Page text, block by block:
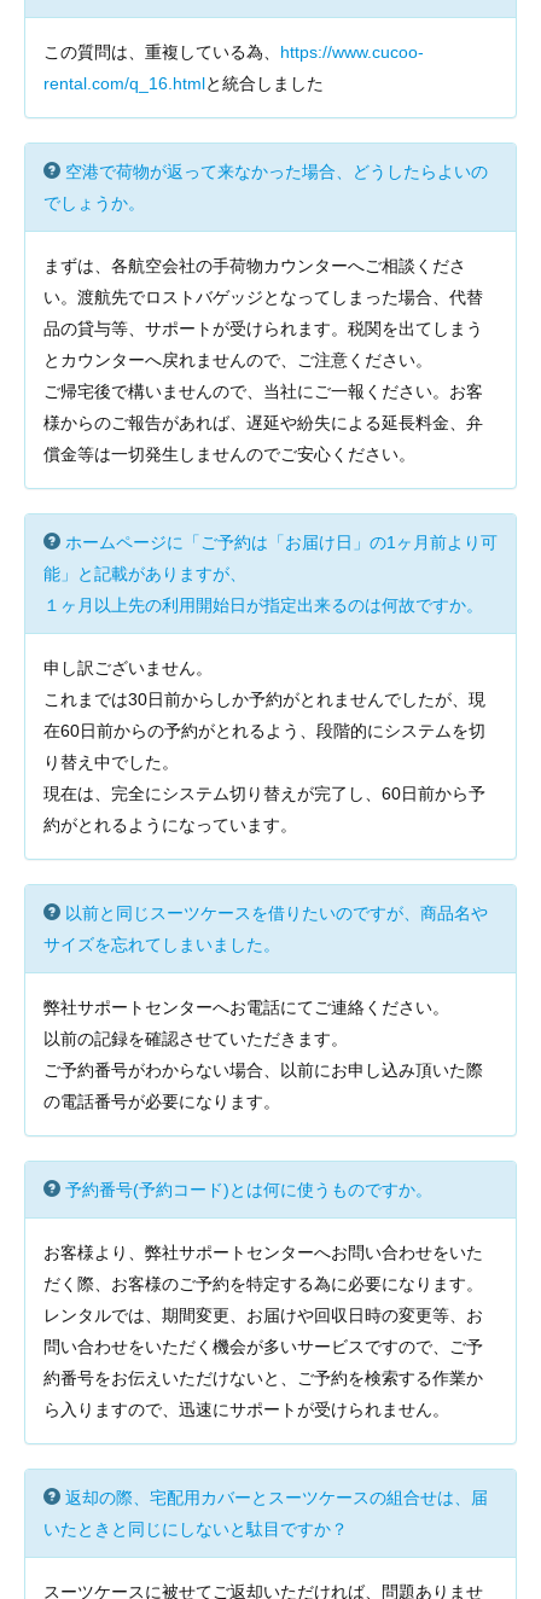
この質問は、重複している為、 https://www.cucoo-
rental.com/q_16.htmlと統合しました
空港で荷物が返って来なかった場合、どうしたらよいの
でしょうか。
まずは、各航空会社の手荷物カウンターへご相談くださ
い。渡航先でロストバゲッジとなってしまった場合、代替
品の貸与等、サポートが受けられます。税関を出てしまう
とカウンターへ戻れませんので、ご注意ください。
ご帰宅後で構いませんので、当社にご一報ください。お客
様からのご報告があれば、遅延や紛失による延長料金、弁
償金等は一切発生しませんのでご安心ください。
ホームページに「ご予約は「お届け日」の1ヶ月前より可
能」と記載がありますが、
１ヶ月以上先の利用開始日が指定出来るのは何故ですか。
申し訳ございません。
これまでは30日前からしか予約がとれませんでしたが、現
在60日前からの予約がとれるよう、段階的にシステムを切
り替え中でした。
現在は、完全にシステム切り替えが完了し、60日前から予
約がとれるようになっています。
以前と同じスーツケースを借りたいのですが、商品名や
サイズを忘れてしまいました。
弊社サポートセンターへお電話にてご連絡ください。
以前の記録を確認させていただきます。
ご予約番号がわからない場合、以前にお申し込み頂いた際
の電話番号が必要になります。
予約番号(予約コード)とは何に使うものですか。
お客様より、弊社サポートセンターへお問い合わせをいた
だく際、お客様のご予約を特定する為に必要になります。
レンタルでは、期間変更、お届けや回収日時の変更等、お
問い合わせをいただく機会が多いサービスですので、ご予
約番号をお伝えいただけないと、ご予約を検索する作業か
ら入りますので、迅速にサポートが受けられません。
返却の際、宅配用カバーとスーツケースの組合せは、届
いたときと同じにしないと駄目ですか？
スーツケースに被せてご返却いただければ、問題ありませ